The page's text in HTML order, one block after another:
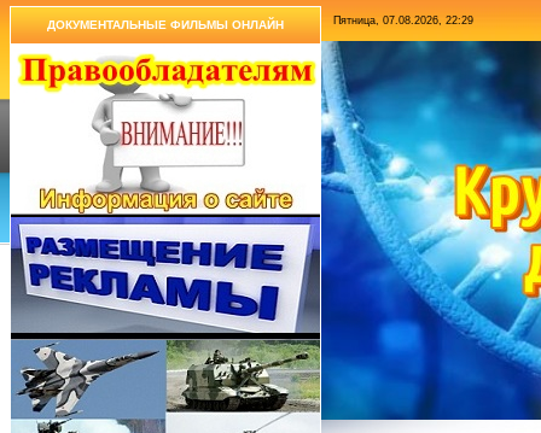
ДОКУМЕНТАЛЬНЫЕ ФИЛЬМЫ ОНЛАЙН Пятница, 07.08.2026, 22:29